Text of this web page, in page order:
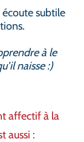
subtile
à le
naisse :)
affectif à la
aussi :